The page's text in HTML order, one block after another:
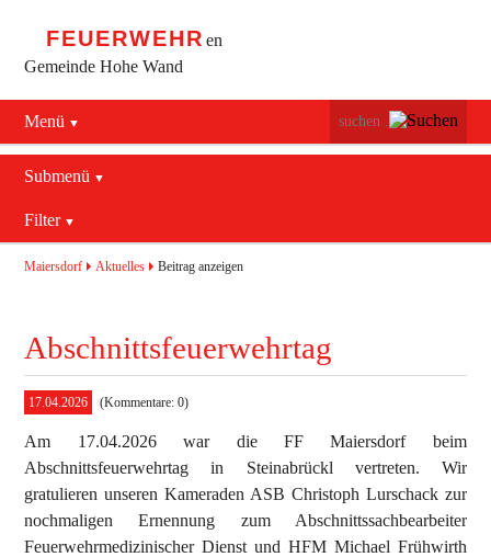
FEUERWEHR en
Gemeinde Hohe Wand
Menü
Navigation
überspringen
Netting
Submenü
überspringen
Aktuelles
Mannschaft
Ausrüstung
Blaulichtzentrum
Feuerwehrhaus (bis 2022)
Fahrzeuge
Bekleidung
Termine
Geschichte
Kontakt
Filter
2016
2018
2019
Aktuelles
Allgemein
Ausbildung
Maiersdorf Aktuelles Beitrag anzeigen
Abschnittsfeuerwehrtag
17.04.2026 (Kommentare: 0)
Am 17.04.2026 war die FF Maiersdorf beim
Abschnittsfeuerwehrtag in Steinabrückl vertreten. Wir
gratulieren unseren Kameraden ASB Christoph Lurschack zur
nochmaligen Ernennung zum Abschnittssachbearbeiter
Feuerwehrmedizinischer Dienst und HFM Michael Frühwirth